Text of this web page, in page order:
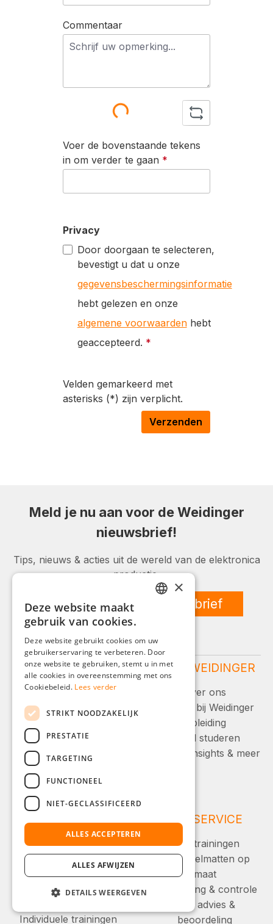
Commentaar
Loading...
Voer de bovenstaande tekens
in om verder te gaan *
Privacy
Door doorgaan te selecteren,
bevestigt u dat u onze
gegevensbeschermingsinformatie
hebt gelezen en onze
algemene voorwaardenhebt
geaccepteerd. *
Velden gemarkeerd met
asterisks (*) zijn verplicht.
Verzenden
Meld je nu aan voor de Weidinger
nieuwsbrief!
Tips, nieuws & acties uit de wereld van de elektronica
productie.
Abonneer op de nieuwsbrief
WEIDINGER
SERVICE
Service en advies:
+49 (0)8142 / 4289 -
300
Ma-Vr, 08:00 - 16:00
Of via ons
contactformulier.
OVER WEIDINGER
Over ons
Carrière bij Weidinger
Opleiding
Duaal studeren
wBlog - Insights & meer
CONTACT &
SERVICE
Contact & service
Reparatie & retouren
Testproductservice
Individuele trainingen
ESD SERVICE
ESD trainingen
ESD tafelmatten op
maat
ESD meting & controle
ESD advies &
beoordeling
FRENCH
ITALIAN
×
Deze website maakt
gebruik van cookies.
Deze website gebruikt cookies om uw
gebruikerservaring te verbeteren. Door
onze website te gebruiken, stemt u in met
alle cookies in overeenstemming met ons
Cookiebeleid. Lees verder
STRIKT NOODZAKELIJK
PRESTATIE
TARGETING
FUNCTIONEEL
NIET-GECLASSIFICEERD
ALLES ACCEPTEREN
ALLES AFWIJZEN
DETAILS WEERGEVEN